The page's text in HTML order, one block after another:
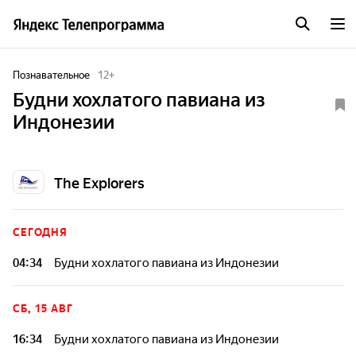
Познавательное 12+
Будни хохлатого павиана из
Индонезии
The Explorers
СЕГОДНЯ
04:34 Будни хохлатого павиана из Индонезии
СБ, 15 АВГ
16:34 Будни хохлатого павиана из Индонезии